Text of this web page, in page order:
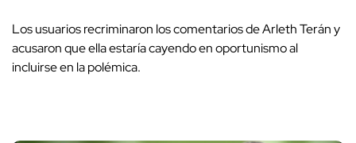
Los usuarios recriminaron los comentarios de Arleth Terán y
acusaron que ella estaría cayendo en oportunismo al
incluirse en la polémica.